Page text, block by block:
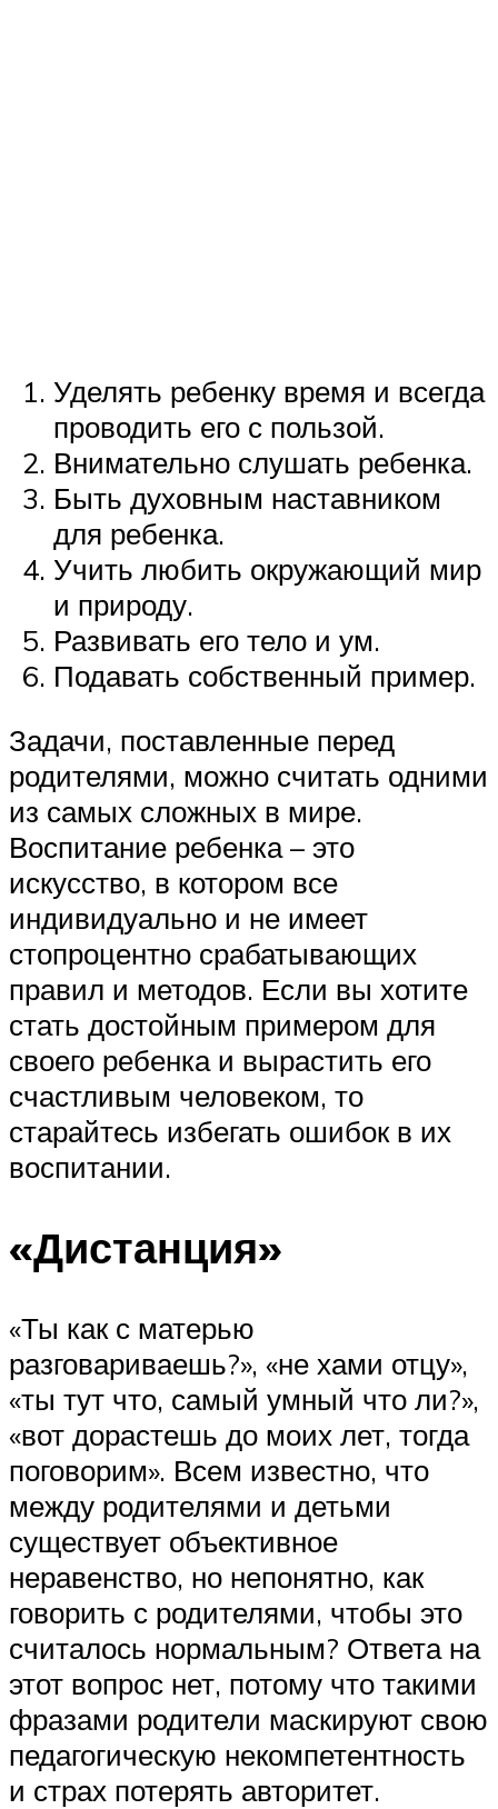
Уделять ребенку время и всегда
проводить его с пользой.
Внимательно слушать ребенка.
Быть духовным наставником
для ребенка.
Учить любить окружающий мир
и природу.
Развивать его тело и ум.
Подавать собственный пример.
Задачи, поставленные перед
родителями, можно считать одними
из самых сложных в мире.
Воспитание ребенка – это
искусство, в котором все
индивидуально и не имеет
стопроцентно срабатывающих
правил и методов. Если вы хотите
стать достойным примером для
своего ребенка и вырастить его
счастливым человеком, то
старайтесь избегать ошибок в их
воспитании.
«Дистанция»
«Ты как с матерью
разговариваешь?», «не хами отцу»,
«ты тут что, самый умный что ли?»,
«вот дорастешь до моих лет, тогда
поговорим». Всем известно, что
между родителями и детьми
существует объективное
неравенство, но непонятно, как
говорить с родителями, чтобы это
считалось нормальным? Ответа на
этот вопрос нет, потому что такими
фразами родители маскируют свою
педагогическую некомпетентность
и страх потерять авторитет.